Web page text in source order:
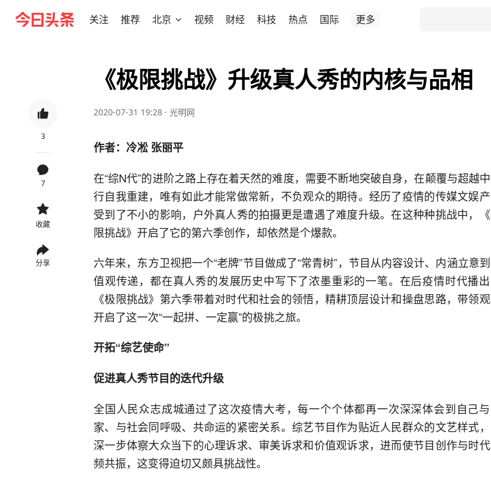
关注 推荐 北京 视频 财经 科技 热点 国际 更多
3
7
收藏
分享
《极限挑战》升级真人秀的内核与品相
2020-07-31 19:28 · 光明网
作者：冷凇 张丽平
在“综N代”的进阶之路上存在着天然的难度，需要不断地突破自身，在颠覆与超越
行自我重建，唯有如此才能常做常新，不负观众的期待。经历了疫情的传媒文娱
受到了不小的影响，户外真人秀的拍摄更是遭遇了难度升级。在这种种挑战中，
限挑战》开启了它的第六季创作，却依然是个爆款。
六年来，东方卫视把一个“老牌”节目做成了“常青树”，节目从内容设计、内涵立意
值观传递，都在真人秀的发展历史中写下了浓墨重彩的一笔。在后疫情时代播
《极限挑战》第六季带着对时代和社会的领悟，精耕顶层设计和操盘思路，带领
开启了这一次“一起拼、一定赢”的极挑之旅。
开拓“综艺使命”
促进真人秀节目的迭代升级
全国人民众志成城通过了这次疫情大考，每一个个体都再一次深深体会到自己
家、与社会同呼吸、共命运的紧密关系。综艺节目作为贴近人民群众的文艺样式
深一步体察大众当下的心理诉求、审美诉求和价值观诉求，进而使节目创作与时
频共振，这变得迫切又颇具挑战性。